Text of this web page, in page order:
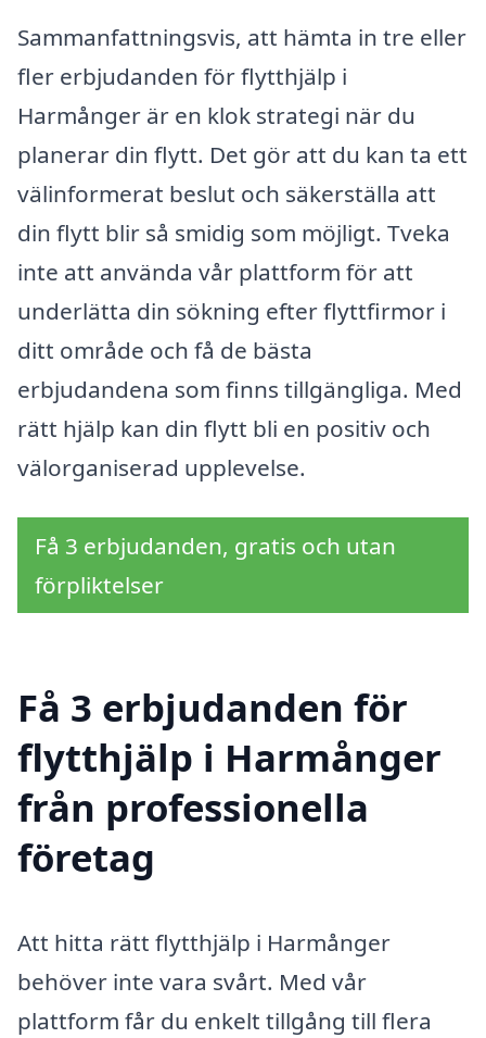
Sammanfattningsvis, att hämta in tre eller
fler erbjudanden för flytthjälp i
Harmånger är en klok strategi när du
planerar din flytt. Det gör att du kan ta ett
välinformerat beslut och säkerställa att
din flytt blir så smidig som möjligt. Tveka
inte att använda vår plattform för att
underlätta din sökning efter flyttfirmor i
ditt område och få de bästa
erbjudandena som finns tillgängliga. Med
rätt hjälp kan din flytt bli en positiv och
välorganiserad upplevelse.
Få 3 erbjudanden, gratis och utan
förpliktelser
Få 3 erbjudanden för
flytthjälp i Harmånger
från professionella
företag
Att hitta rätt flytthjälp i Harmånger
behöver inte vara svårt. Med vår
plattform får du enkelt tillgång till flera